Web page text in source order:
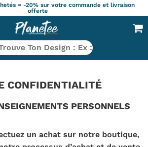
= -20% sur votre commande et livraison
offerte
CONFIDENTIALITÉ
PERSONNELS
un achat sur notre boutique,